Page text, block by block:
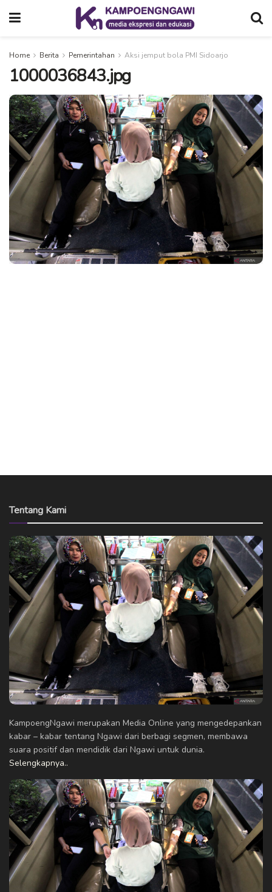
Home Berita Pemerintahan Aksi jemput bola PMI Sidoarjo
1000036843.jpg
Tentang Kami
KampoengNgawi merupakan Media Online yang mengedepankan
kabar – kabar tentang Ngawi dari berbagi segmen, membawa
suara positif dan mendidik dari Ngawi untuk dunia.
Selengkapnya..